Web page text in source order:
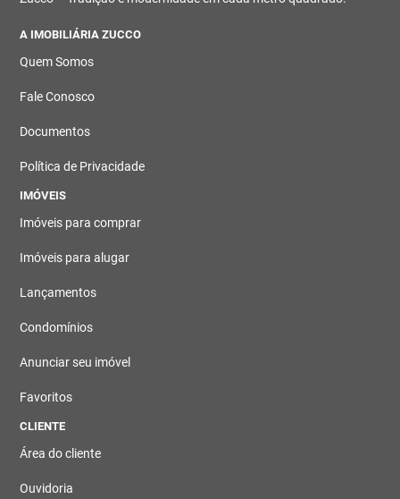
A IMOBILIÁRIA ZUCCO
Quem Somos
Fale Conosco
Documentos
Política de Privacidade
IMÓVEIS
Imóveis para comprar
Imóveis para alugar
Lançamentos
Condomínios
Anunciar seu imóvel
Favoritos
CLIENTE
Área do cliente
Ouvidoria